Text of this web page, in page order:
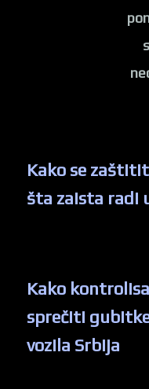
Kako se
šta zaista radi
Kako
sprečiti
vozila Srbija